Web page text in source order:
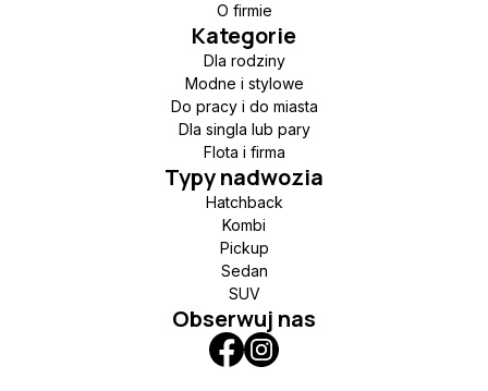
O firmie
Kategorie
Dla rodziny
Modne i stylowe
Do pracy i do miasta
Dla singla lub pary
Flota i firma
Typy nadwozia
Hatchback
Kombi
Pickup
Sedan
SUV
Obserwuj nas